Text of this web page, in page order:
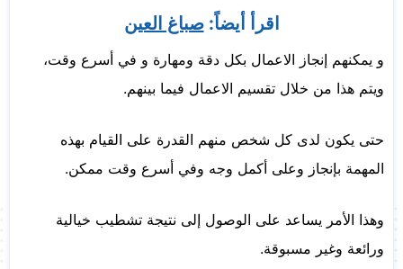
اقرأ أيضاً:صباغ العين
و يمكنهم إنجاز الاعمال بكل دقة ومهارة و في أسرع وقت،
ويتم هذا من خلال تقسيم الاعمال فيما بينهم.
حتى يكون لدى كل شخص منهم القدرة على القيام بهذه
المهمة بإنجاز وعلى أكمل وجه وفي أسرع وقت ممكن.
وهذا الأمر يساعد على الوصول إلى نتيجة تشطيب خيالية
ورائعة وغير مسبوقة.